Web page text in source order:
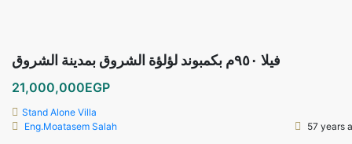
فيلا ٩٥٠م بكمبوند لؤلؤة الشروق بمدينة الشروق
21,000,000EGP
Stand Alone Villa
Eng.Moatasem Salah
57 years